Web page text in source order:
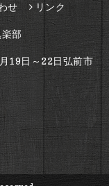
せ リンク
部
19日～22日弘前市